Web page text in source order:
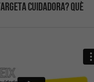
cuidadora? Què